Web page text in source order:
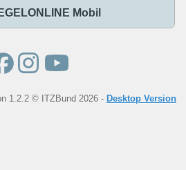
Mobil
1.2.2 © ITZBund 2026 - Desktop Version